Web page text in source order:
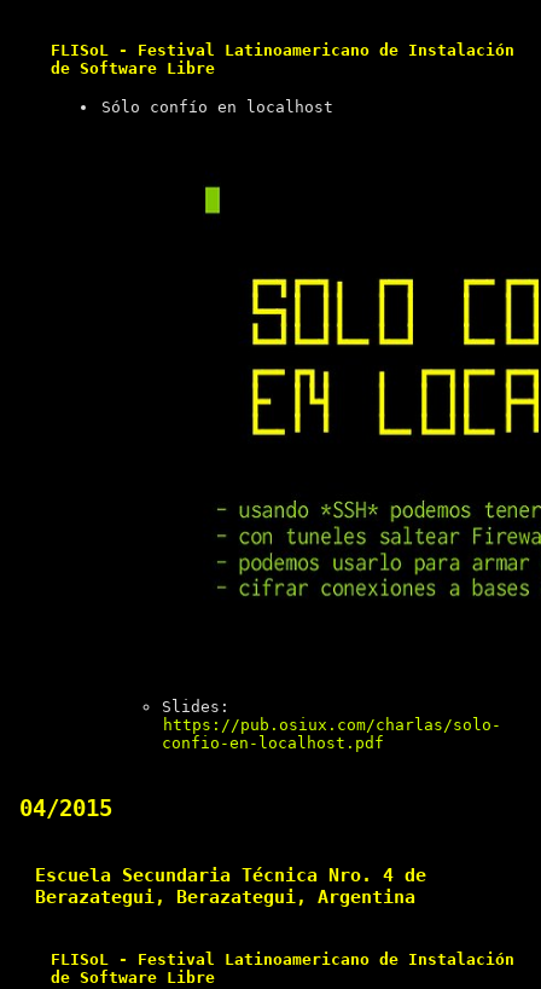
FLISoL - Festival Latinoamericano de Instalación
de Software Libre
Sólo confío en localhost
Slides:
https://pub.osiux.com/charlas/solo-
confio-en-localhost.pdf
04/2015
Escuela Secundaria Técnica Nro. 4 de
Berazategui, Berazategui, Argentina
FLISoL - Festival Latinoamericano de Instalación
de Software Libre